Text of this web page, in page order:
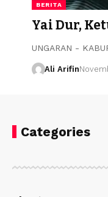
BERITA
Yai Dur,
UNGARAN -
Ali Arifin
Categories